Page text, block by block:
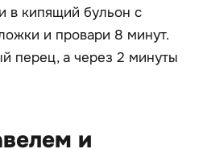
в кипящий бульон с
и провари 8 минут.
перец, а через 2 минуты
и